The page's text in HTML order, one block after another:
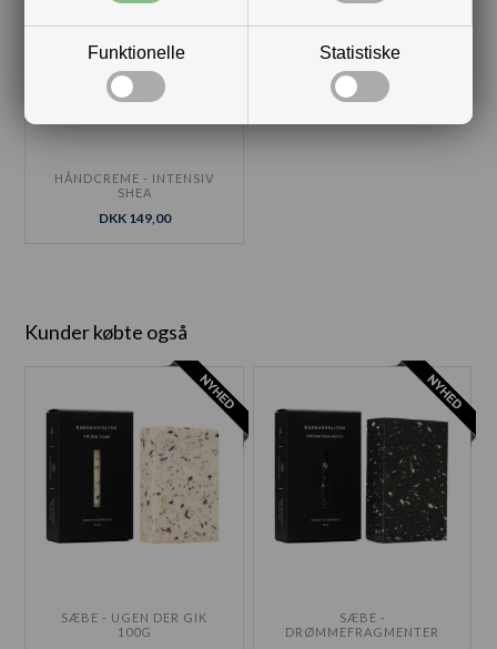
Funktionelle Statistiske
HÅNDCREME - INTENSIV
SHEA
DKK 149,00
Kunder købte også
SÆBE - UGEN DER GIK
100G
SÆBE -
DRØMMEFRAGMENTER